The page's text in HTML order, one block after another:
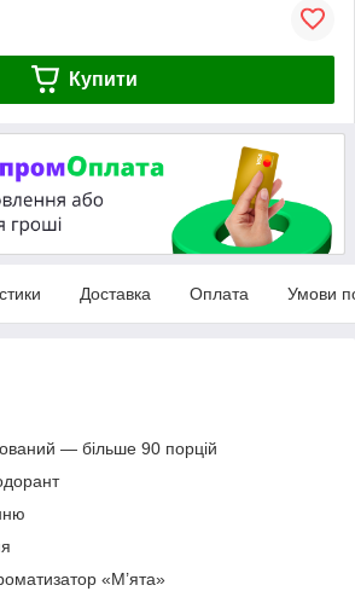
Купити
Доставка Оплата Умови
— більше 90 порцій
«М’ята»